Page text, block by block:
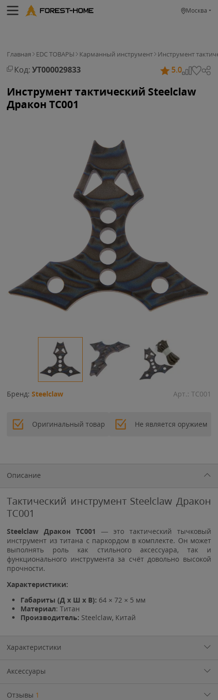
Москва
Главная EDC ТОВАРЫ Карманный инструмент Инструмент
Код: УТ000029833 5.0
Инструмент тактический Steelclaw
Дракон TC001
Бренд: Steelclaw Арт.: TC001
Оригинальный товар Не является оружием
Описание
Тактический инструмент Steelclaw Дракон
TC001
Steelclaw Дракон TC001
— это тактический тычковый
инструмент из титана с паркордом в комплекте. Он может
выполнять роль как стильного аксессуара, так и
функционального инструмента за счёт довольно высокой
прочности.
Характеристики:
Габариты (Д х Ш х В): 64 × 72 × 5 мм
Материал: Титан
Производитель: Steelclaw, Китай
Характеристики
Аксессуары
Отзывы 1